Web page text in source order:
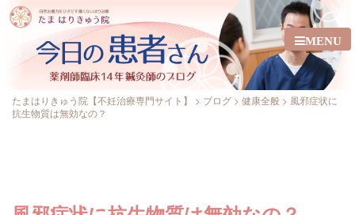
MENU
たまはりきゅう院【不妊治療専門サイト】 > ブログ > 健康全般 > 風邪症状に
抗生物質は無効なの？